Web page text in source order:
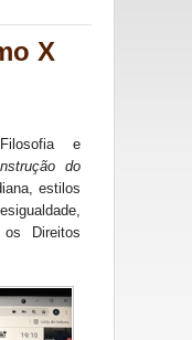
X
e
do
estilos
Direitos